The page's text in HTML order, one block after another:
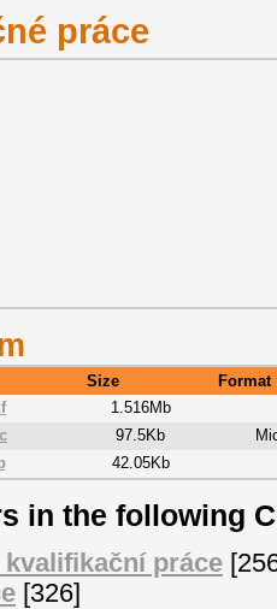
práce
Size
Format
1.516Mb
97.5Kb
42.05Kb
in the following
práce
[326]